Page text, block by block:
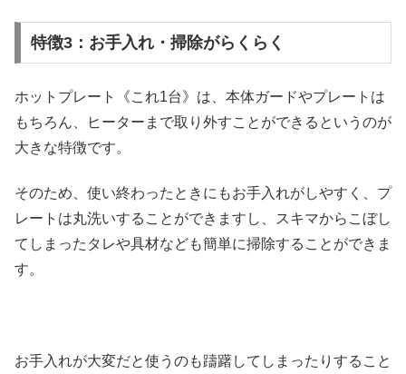
特徴3：お手入れ・掃除がらくらく
ホットプレート《これ1台》は、本体ガードやプレートは
もちろん、ヒーターまで取り外すことができるというのが
大きな特徴です。
そのため、使い終わったときにもお手入れがしやすく、プ
レートは丸洗いすることができますし、スキマからこぼし
てしまったタレや具材なども簡単に掃除することができま
す。
お手入れが大変だと使うのも躊躇してしまったりすること